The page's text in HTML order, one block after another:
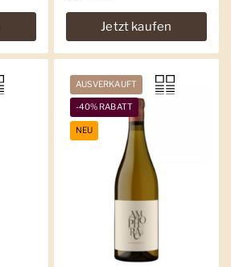
Jetzt kaufen
AUSVERKAUFT
-40% RABATT
NEU